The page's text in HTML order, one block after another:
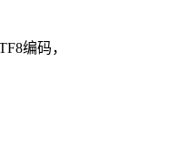
编码，